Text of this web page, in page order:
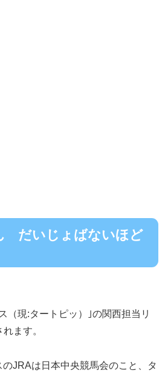
だいじょばないほど
（現:タートピッ）｣の関西担当リ
ます。
JRAは日本中央競馬会のこと、タ